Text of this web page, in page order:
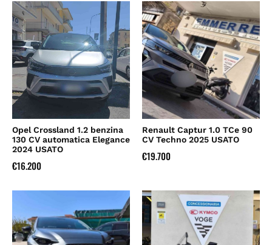
Opel Crossland 1.2 benzina
130 CV automatica Elegance
2024 USATO
€16.200
Renault Captur 1.0 TCe 90
CV Techno 2025 USATO
€19.700